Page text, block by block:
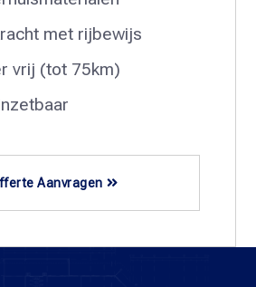
met rijbewijs
vrij (tot 75km)
Aanvragen